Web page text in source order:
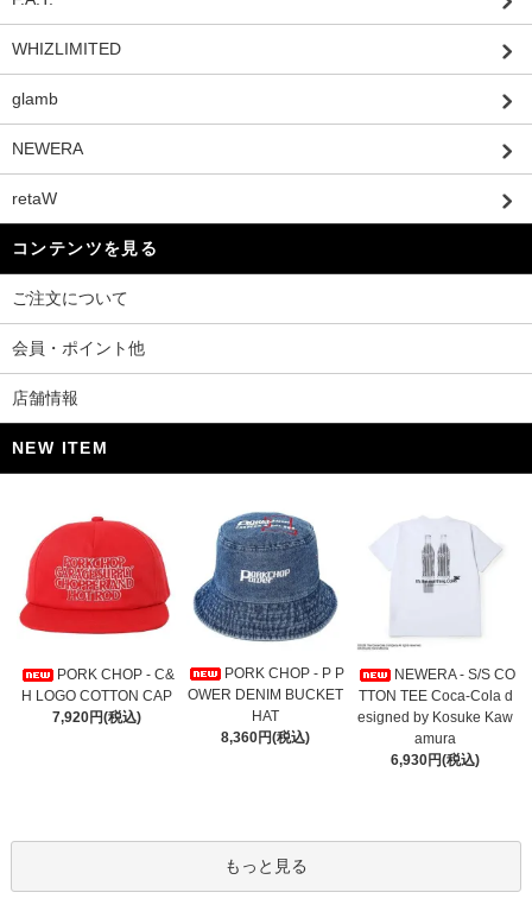
WHIZLIMITED
glamb
NEWERA
retaW
コンテンツを見る
ご注文について
会員・ポイント他
店舗情報
NEW ITEM
PORK CHOP - C&
H LOGO COTTON CAP
7,920円(税込)
PORK CHOP - P P
OWER DENIM BUCKET
HAT
8,360円(税込)
NEWERA - S/S CO
TTON TEE Coca-Cola d
esigned by Kosuke Kaw
amura
6,930円(税込)
もっと見る